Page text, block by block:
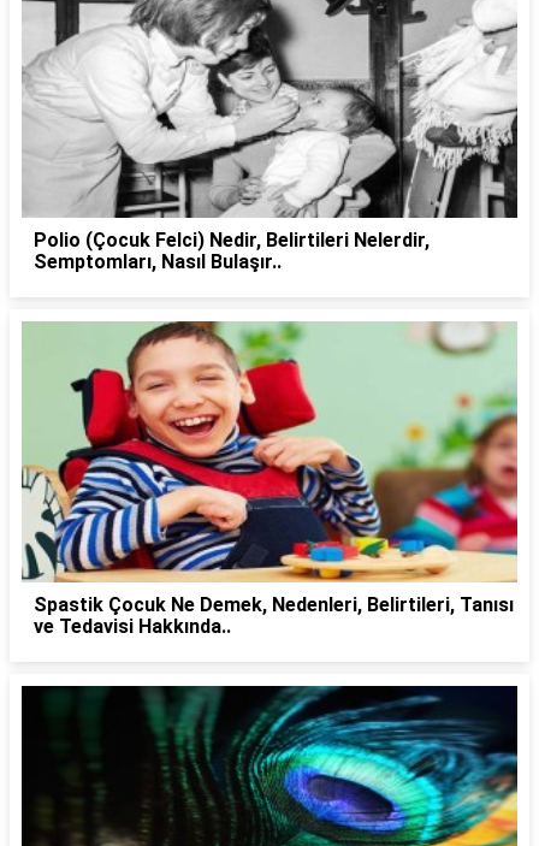
Polio (Çocuk Felci) Nedir, Belirtileri Nelerdir,
Semptomları, Nasıl Bulaşır..
Spastik Çocuk Ne Demek, Nedenleri, Belirtileri, Tanısı
ve Tedavisi Hakkında..